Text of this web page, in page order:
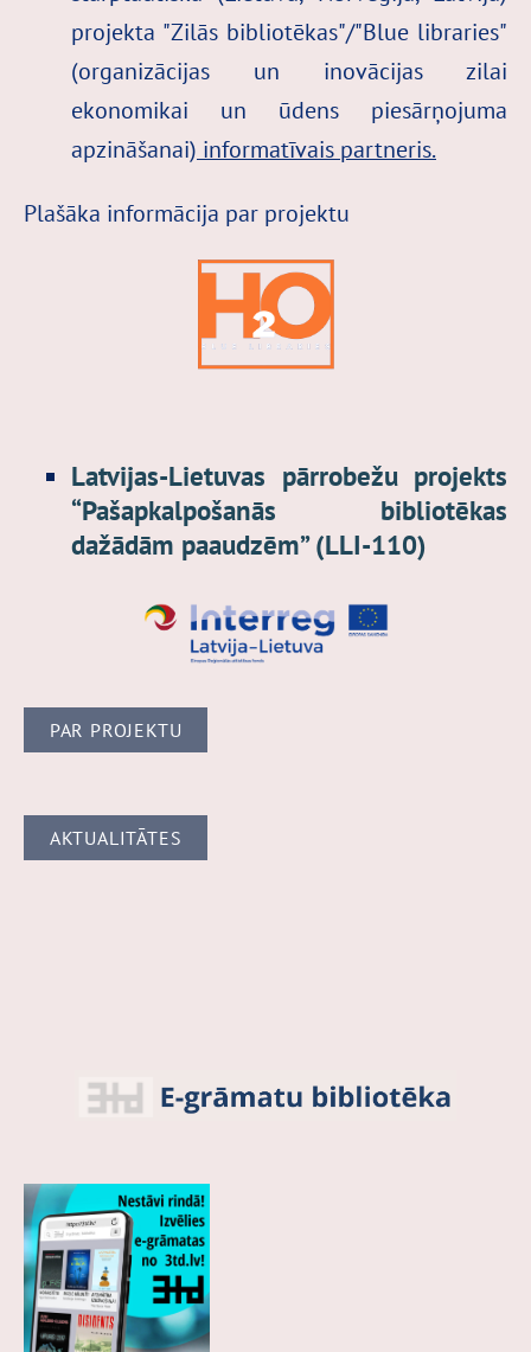
projekta "Zilās bibliotēkas"/"Blue libraries"
(organizācijas un inovācijas zilai
ekonomikai un ūdens piesārņojuma
apzināšanai) informatīvais partneris.
Plašāka informācija par projektu
Latvijas-Lietuvas pārrobežu projekts
“Pašapkalpošanās bibliotēkas
dažādām paaudzēm” (LLI-110)
PAR PROJEKTU
AKTUALITĀTES